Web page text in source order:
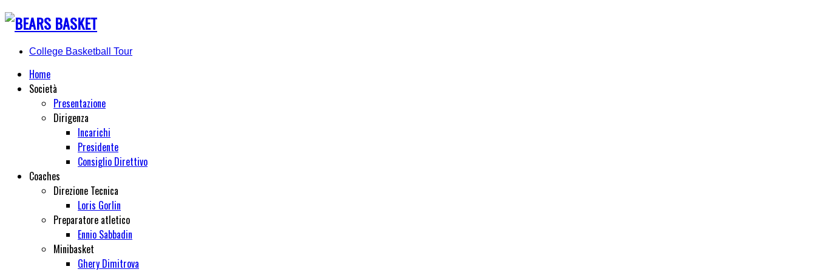
College Basketball Tour
Home
Società
Presentazione
Dirigenza
Incarichi
Presidente
Consiglio Direttivo
Coaches
Direzione Tecnica
Loris Gorlin
Preparatore atletico
Ennio Sabbadin
Minibasket
Ghery Dimitrova